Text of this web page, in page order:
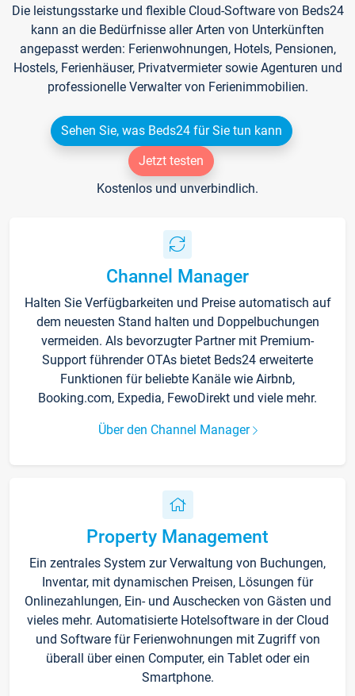
Die leistungsstarke und flexible Cloud-Software von Beds24
kann an die Bedürfnisse aller Arten von Unterkünften
angepasst werden: Ferienwohnungen, Hotels, Pensionen,
Hostels, Ferienhäuser, Privatvermieter sowie Agenturen und
professionelle Verwalter von Ferienimmobilien.
Sehen Sie, was Beds24 für Sie tun kann
Jetzt testen
Kostenlos und unverbindlich.
Channel Manager
Halten Sie Verfügbarkeiten und Preise automatisch auf
dem neuesten Stand halten und Doppelbuchungen
vermeiden. Als bevorzugter Partner mit Premium-
Support führender OTAs bietet Beds24 erweiterte
Funktionen für beliebte Kanäle wie Airbnb,
Booking.com, Expedia, FewoDirekt und viele mehr.
Über den Channel Manager
Property Management
Ein zentrales System zur Verwaltung von Buchungen,
Inventar, mit dynamischen Preisen, Lösungen für
Onlinezahlungen, Ein- und Auschecken von Gästen und
vieles mehr. Automatisierte Hotelsoftware in der Cloud
und Software für Ferienwohnungen mit Zugriff von
überall über einen Computer, ein Tablet oder ein
Smartphone.